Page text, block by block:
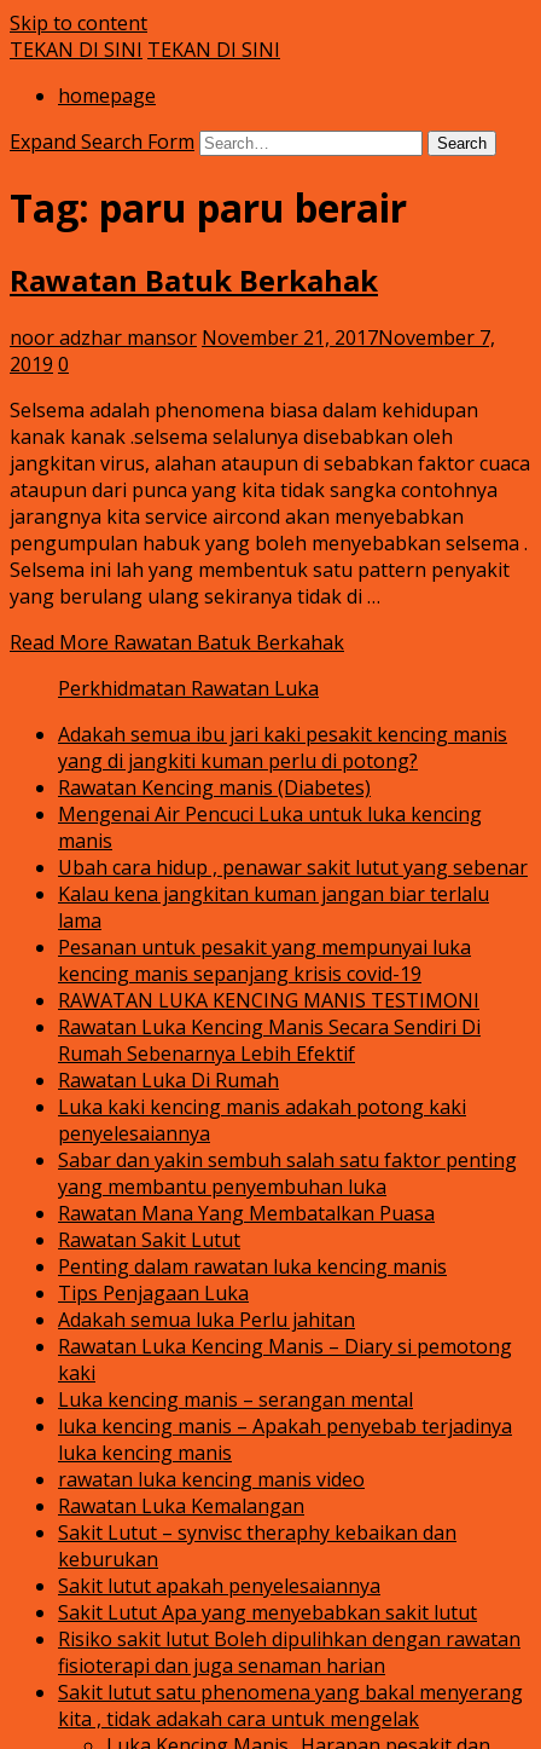
Skip to content
Klinik Putra
TEKAN DI SINI TEKAN DI SINI
homepage
Expand Search Form
Search
Tag: paru paru berair
Rawatan Batuk Berkahak
noor adzhar mansor November 21, 2017November 7,
2019 0
Selsema adalah phenomena biasa dalam kehidupan
kanak kanak .selsema selalunya disebabkan oleh
jangkitan virus, alahan ataupun di sebabkan faktor cuaca
ataupun dari punca yang kita tidak sangka contohnya
jarangnya kita service aircond akan menyebabkan
pengumpulan habuk yang boleh menyebabkan selsema .
Selsema ini lah yang membentuk satu pattern penyakit
yang berulang ulang sekiranya tidak di …
Read More Rawatan Batuk Berkahak
Perkhidmatan Rawatan Luka
Adakah semua ibu jari kaki pesakit kencing manis
yang di jangkiti kuman perlu di potong?
Rawatan Kencing manis (Diabetes)
Mengenai Air Pencuci Luka untuk luka kencing
manis
Ubah cara hidup , penawar sakit lutut yang sebenar
Kalau kena jangkitan kuman jangan biar terlalu
lama
Pesanan untuk pesakit yang mempunyai luka
kencing manis sepanjang krisis covid-19
RAWATAN LUKA KENCING MANIS TESTIMONI
Rawatan Luka Kencing Manis Secara Sendiri Di
Rumah Sebenarnya Lebih Efektif
Rawatan Luka Di Rumah
Luka kaki kencing manis adakah potong kaki
penyelesaiannya
Sabar dan yakin sembuh salah satu faktor penting
yang membantu penyembuhan luka
Rawatan Mana Yang Membatalkan Puasa
Rawatan Sakit Lutut
Penting dalam rawatan luka kencing manis
Tips Penjagaan Luka
Adakah semua luka Perlu jahitan
Rawatan Luka Kencing Manis – Diary si pemotong
kaki
Luka kencing manis – serangan mental
luka kencing manis – Apakah penyebab terjadinya
luka kencing manis
rawatan luka kencing manis video
Rawatan Luka Kemalangan
Sakit Lutut – synvisc theraphy kebaikan dan
keburukan
Sakit lutut apakah penyelesaiannya
Sakit Lutut Apa yang menyebabkan sakit lutut
Risiko sakit lutut Boleh dipulihkan dengan rawatan
fisioterapi dan juga senaman harian
Sakit lutut satu phenomena yang bakal menyerang
kita , tidak adakah cara untuk mengelak